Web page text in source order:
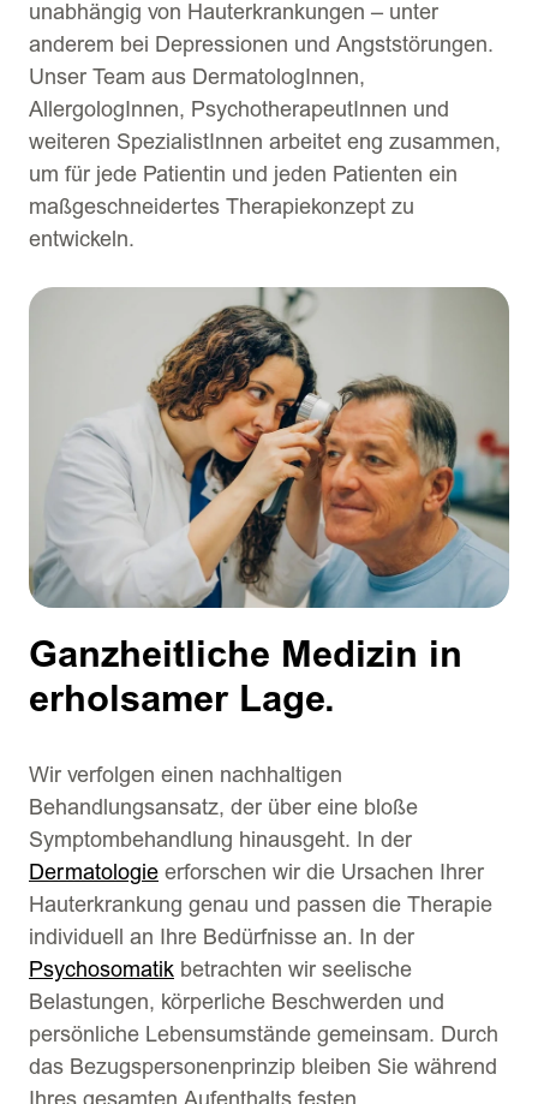
unabhängig von Hauterkrankungen – unter
anderem bei Depressionen und Angststörungen.
Unser Team aus DermatologInnen,
AllergologInnen, PsychotherapeutInnen und
weiteren SpezialistInnen arbeitet eng zusammen,
um für jede Patientin und jeden Patienten ein
maßgeschneidertes Therapiekonzept zu
entwickeln.
Ganzheitliche Medizin in
erholsamer Lage.
Wir verfolgen einen nachhaltigen
Behandlungsansatz, der über eine bloße
Symptombehandlung hinausgeht. In der
Dermatologie erforschen wir die Ursachen Ihrer
Hauterkrankung genau und passen die Therapie
individuell an Ihre Bedürfnisse an. In der
Psychosomatik betrachten wir seelische
Belastungen, körperliche Beschwerden und
persönliche Lebensumstände gemeinsam. Durch
das Bezugspersonenprinzip bleiben Sie während